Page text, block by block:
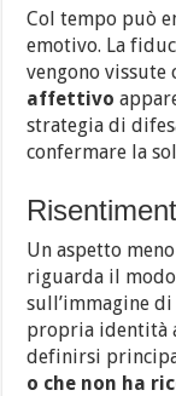
Col tempo può
emotivo. La
vengono vissute
affettivo
strategia di
confermare la
Un aspetto
riguarda il
sull’immagine
propria identità
definirsi
o che non ha